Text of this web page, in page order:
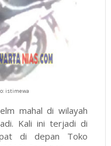
istimewa
mahal di wilayah
Kali ini terjadi di
di depan Toko